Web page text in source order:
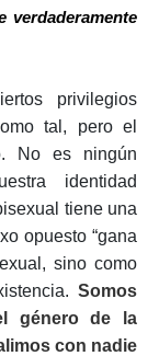
verdaderamente
privilegios
tal, pero el
No es ningún
identidad
tiene una
opuesto “gana
sino como
Somos
género de la
con nadie